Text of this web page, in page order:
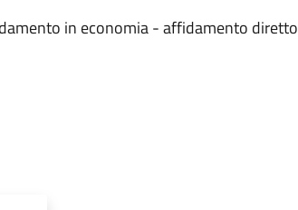
in economia - affidamento diretto